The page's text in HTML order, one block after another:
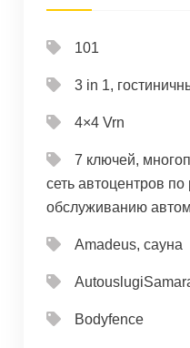
101
3 in 1,
4×4 Vrn
7 ключей,
сеть автоцентров по
обслуживанию
Amadeus, сауна
Bodyfence